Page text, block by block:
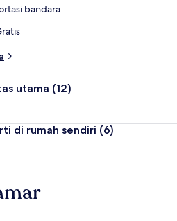
bandara
utama (12)
di rumah sendiri (6)